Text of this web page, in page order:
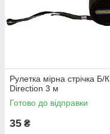
Рулетка мірна стрічка Б/К
Direction 3 м
Готово до відправки
35 ₴